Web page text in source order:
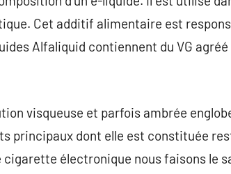
Cet additif alimentaire est
Alfaliquid contiennent du VG
visqueuse et parfois ambrée
principaux dont elle est constituée
électronique nous faisons le